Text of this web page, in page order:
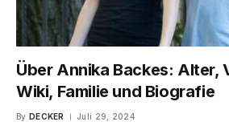
Über Annika Backes: Alter,
Wiki, Familie und Biografie
By DECKER Juli 29, 2024